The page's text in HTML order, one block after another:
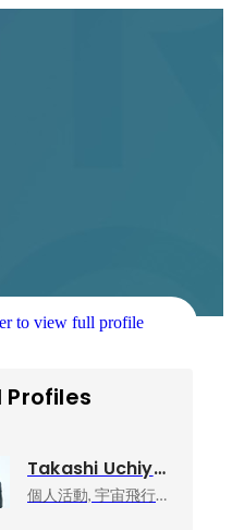
to view full profile
Profiles
Takashi Uchiyama
個人活動, 宇宙飛行士挑戦エバンジェリスト